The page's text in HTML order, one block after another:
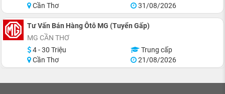
Cần Thơ
31/08/2026
Tư Vấn Bán Hàng Ôtô MG (Tuyển Gấp)
MG CẦN THƠ
4 - 30 Triệu
Trung cấp
Cần Thơ
21/08/2026